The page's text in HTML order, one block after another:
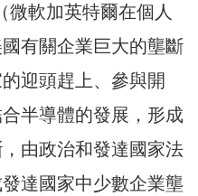
微軟加英特爾在個人
有關企業巨大的壟斷
迎頭趕上、參與開
半導體的發展，形成
由政治和發達國家法
達國家中少數企業壟